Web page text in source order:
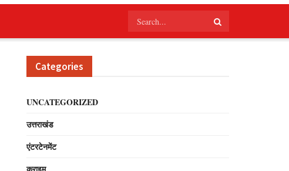
Categories
UNCATEGORIZED
उत्तराखंड
एंटरटेनमेंट